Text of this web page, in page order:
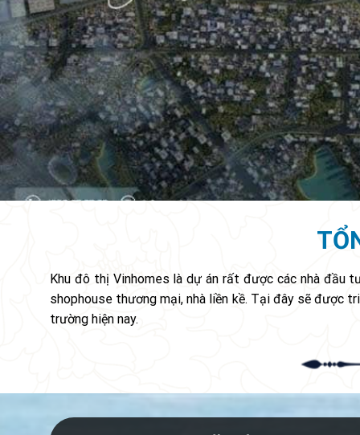
Khu đô thị Vinhomes là dự án rất được các nhà đầu
shophouse thương mại, nhà liền kề. Tại đây sẽ được
trường hiện nay.